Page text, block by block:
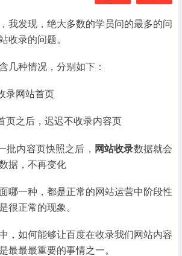
我发现，绝大多数的学员问的最多的问
收录的问题。
几种情况，分别如下：
录网站首页
页之后，迟迟不收录内容页
批内容页快照之后， 网站收录数据就会
据，不再变化
哪一种，都是正常的网站运营中阶段性
很正常的现象。
，如何能够让百度在收录我们网站内容
最最最重要的事情之一。